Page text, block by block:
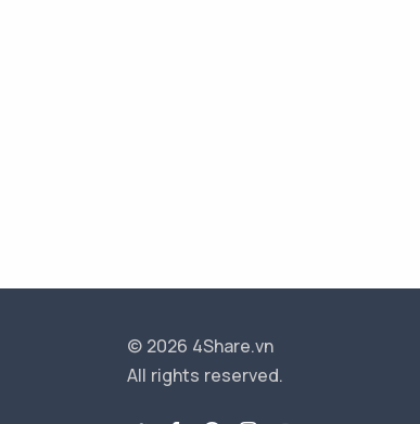
© 2026 4Share.vn
All rights reserved.